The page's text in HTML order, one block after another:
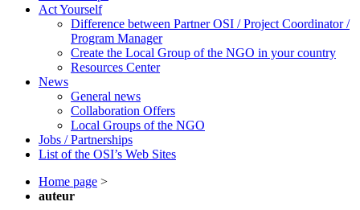
Act Yourself
Difference between Partner OSI / Project Coordinator /
Program Manager
Create the Local Group of the NGO in your country
Resources Center
News
General news
Collaboration Offers
Local Groups of the NGO
Jobs / Partnerships
List of the OSI’s Web Sites
Home page >
auteur